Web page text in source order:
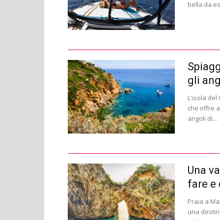
bella da
gli
L'isola del
che offre
angoli di...
Una
fare e
Praia a
una